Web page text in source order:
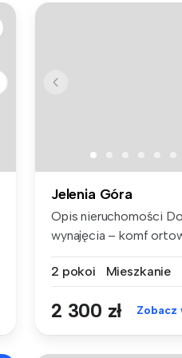
Jelenia Góra
Opis nieruchomości Do
wynajęcia – komf
2 pokoi
Mieszkanie
2 300 zł Zobacz